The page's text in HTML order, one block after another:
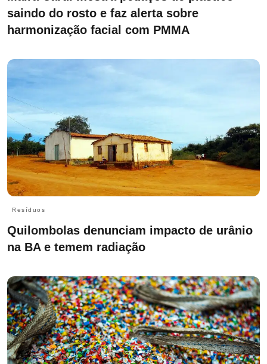
saindo do rosto e faz alerta sobre
harmonização facial com PMMA
Resíduos
Quilombolas denunciam impacto de urânio
na BA e temem radiação